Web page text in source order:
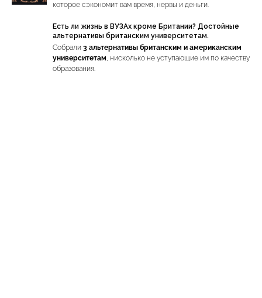
которое сэкономит вам время, нервы и деньги.
Есть ли жизнь в ВУЗАх кроме Британии? Достойные
альтернативы британским университетам.
Собрали 3 альтернативы британским и американским
университетам, нисколько не уступающие им по качеству
образования.